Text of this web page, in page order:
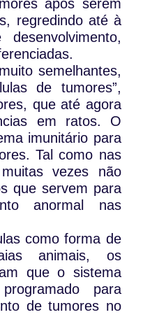
após serem
regredindo até à
semelhantes,
de tumores”,
que até agora
em ratos. O
imunitário para
Tal como nas
vezes não
que servem para
anormal nas
como forma de
animais, os
que o sistema
para
de tumores no